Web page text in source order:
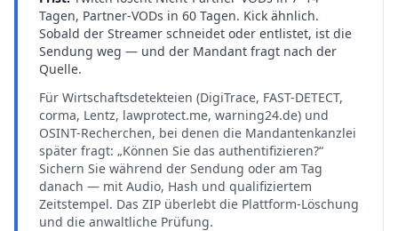
Tagen, Partner-VODs in 60 Tagen. Kick ähnlich.
Sobald der Streamer schneidet oder entlistet, ist die
Sendung weg — und der Mandant fragt nach der
Quelle.
Für Wirtschaftsdetekteien (DigiTrace, FAST-DETECT,
corma, Lentz, lawprotect.me, warning24.de) und
OSINT-Recherchen, bei denen die Mandantenkanzlei
später fragt: „Können Sie das authentifizieren?“
Sichern Sie während der Sendung oder am Tag
danach — mit Audio, Hash und qualifiziertem
Zeitstempel. Das ZIP überlebt die Plattform-Löschung
und die anwaltliche Prüfung.